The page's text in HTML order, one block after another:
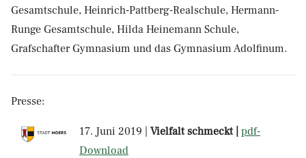
Gesamtschule, Heinrich-Pattberg-Realschule, Hermann-
Runge Gesamtschule, Hilda Heinemann Schule,
Grafschafter Gymnasium und das Gymnasium Adolfinum.
Presse:
17. Juni 2019 | Vielfalt schmeckt | pdf-
Download